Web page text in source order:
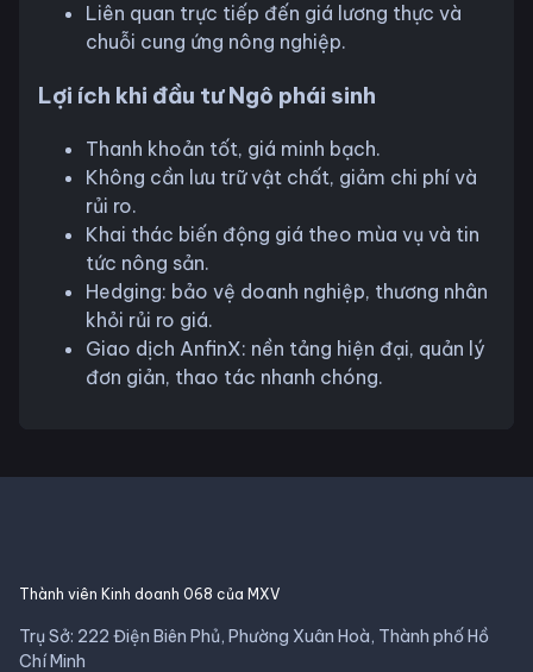
Liên quan trực tiếp đến giá lương thực và
chuỗi cung ứng nông nghiệp.
Lợi ích khi đầu tư Ngô phái sinh
Thanh khoản tốt, giá minh bạch.
Không cần lưu trữ vật chất, giảm chi phí và
rủi ro.
Khai thác biến động giá theo mùa vụ và tin
tức nông sản.
Hedging: bảo vệ doanh nghiệp, thương nhân
khỏi rủi ro giá.
Giao dịch AnfinX: nền tảng hiện đại, quản lý
đơn giản, thao tác nhanh chóng.
Thành viên Kinh doanh 068 của MXV
Trụ Sở: 222 Điện Biên Phủ, Phường Xuân Hoà, Thành phố Hồ
Chí Minh